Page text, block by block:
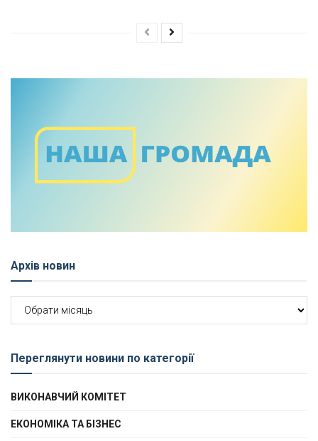
Архів новин
новин
Переглянути новини по категорії
ВИКОНАВЧИЙ КОМІТЕТ
ЕКОНОМІКА ТА БІЗНЕС